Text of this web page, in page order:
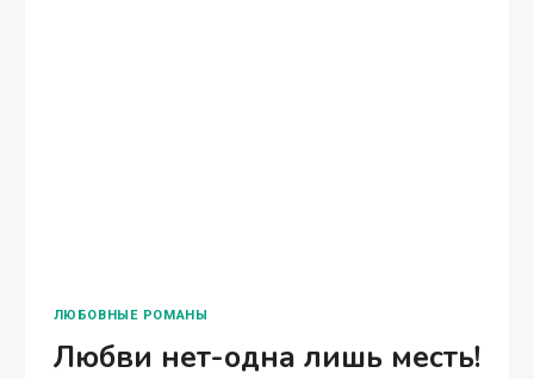
ЛЮБОВНЫЕ РОМАНЫ
Любви нет-одна лишь месть!